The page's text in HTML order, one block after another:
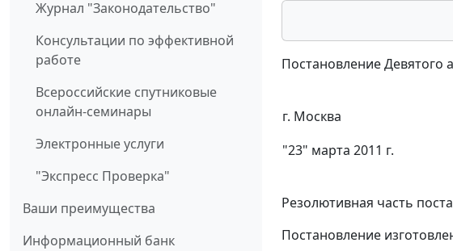
Журнал "Законодательство"
Консультации по эффективной
работе
Всероссийские спутниковые
онлайн-семинары
Электронные услуги
"Экспресс Проверка"
Ваши преимущества
Информационный банк
Постановление Девятого
г. Москва
"23" марта 2011 г.
Резолютивная часть
Постановление